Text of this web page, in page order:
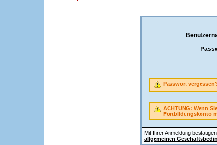
Mit Ihrer Anmeldung
allgemeinen
Passwort
ACHTUNG: Wenn
Fortbildungskonto